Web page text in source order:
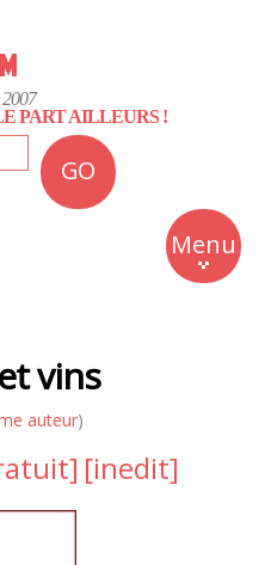
2007
PART AILLEURS !
GO
Menu
Insolite
Business
vins
auteur)
[inedit]